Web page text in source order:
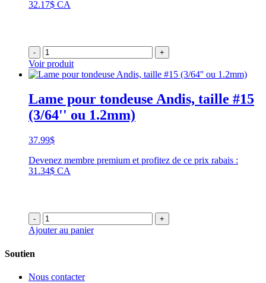
32.17$ CA
- +
Voir produit
Lame pour tondeuse Andis, taille #15
(3/64'' ou 1.2mm)
37.99$
Devenez membre premium et profitez de ce prix rabais :
31.34$ CA
- +
Ajouter au panier
Soutien
Nous contacter